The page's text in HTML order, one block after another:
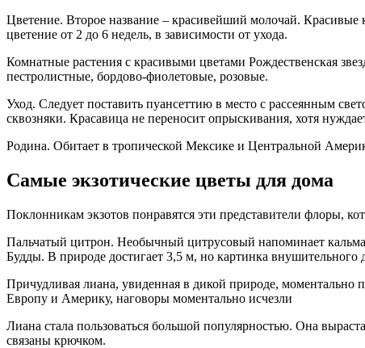
Цветение. Второе название – красивейший молочай. Красивые
цветение от 2 до 6 недель, в зависимости от ухода.
Комнатные растения с красивыми цветами Рождественская
пестролистные, бордово-фиолетовые, розовые.
Уход. Следует поставить пуансеттию в место с рассеянным
сквозняки. Красавица не переносит опрыскивания, хотя
Родина. Обитает в тропической Мексике и Центральной
Самые экзотические цветы для дома
Поклонникам экзотов понравятся эти представители флоры,
Пальчатый цитрон. Необычный цитрусовый напоминает
Будды. В природе достигает 3,5 м, но картинка внушительного
Причудливая лиана, увиденная в дикой природе, моментально
Европу и Америку, наговоры моментально исчезли
Лиана стала пользоваться большой популярностью. Она
связаны крючком.